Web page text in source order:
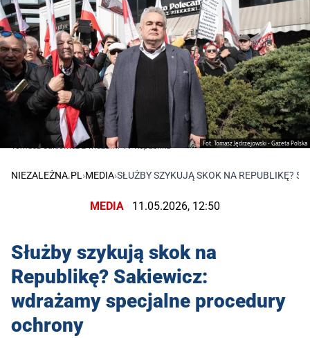
Fot. Tomasz Jędrzejowski - Gazeta Polska
Tomasz Sakiewicz z widzami TV Republika
NIEZALEŻNA.PL ›MEDIA›SŁUŻBY SZYKUJĄ SKOK NA REPUBLIKĘ?
MEDIA 11.05.2026, 12:50
Służby szykują skok na
Republikę? Sakiewicz:
wdrażamy specjalne procedury
ochrony